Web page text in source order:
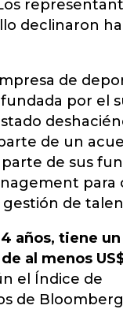
declinaron
de
por el
de un
de sus
para
de
años, tiene
al menos
el Índice de
de